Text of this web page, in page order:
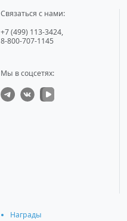
Связаться с нами:
+7 (499) 113-3424,
8-800-707-1145
Мы в соцсетях:
Награды